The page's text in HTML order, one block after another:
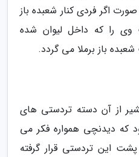
اگر فردی کنار شعبده باز
را که داخل لیوان شده
باز برملا می گردد.
از آن دسته تردستی های
که دیدنچی همواره فکر می
این تردستی قرار گرفته